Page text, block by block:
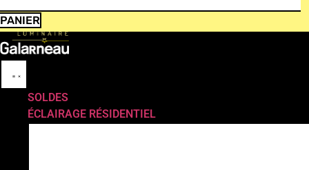
PANIER
SOLDES
ÉCLAIRAGE RÉSIDENTIEL